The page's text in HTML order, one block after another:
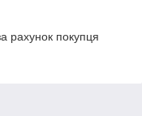
рахунок покупця